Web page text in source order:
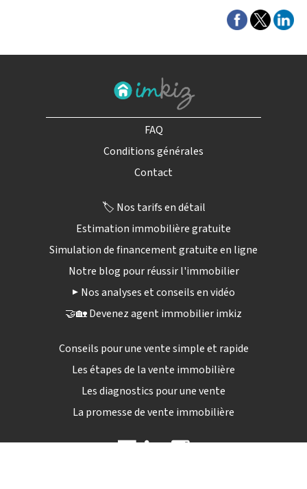
FAQ
Conditions générales
Contact
🏷️ Nos tarifs en détail
Estimation immobilière gratuite
Simulation de financement gratuite en ligne
Notre blog pour réussir l'immobilier
▶️ Nos analyses et conseils en vidéo
🤝🏡 Devenez agent immobilier imkiz
Conseils pour une vente simple et rapide
Les étapes de la vente immobilière
Les diagnostics pour une vente
La promesse de vente immobilière